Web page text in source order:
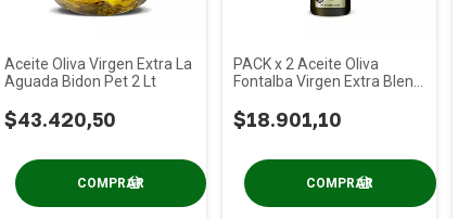
Aceite Oliva Virgen Extra La
Aguada Bidon Pet 2 Lt
$43.420,50
PACK x 2 Aceite Oliva
Fontalba Virgen Extra Blend
$18.901,10